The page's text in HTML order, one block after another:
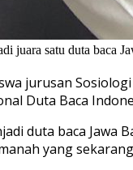
juara satu duta baca
jurusan
Duta Baca
duta baca Jawa
yang